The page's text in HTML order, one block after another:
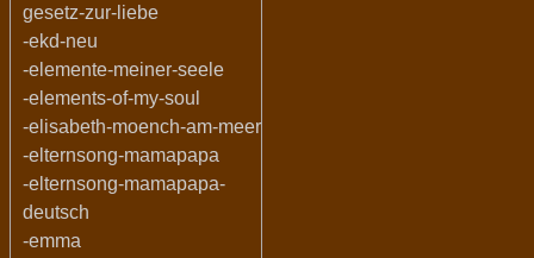
gesetz-zur-liebe
-ekd-neu
-elemente-meiner-seele
-elements-of-my-soul
-elisabeth-moench-am-meer
-elternsong-mamapapa
-elternsong-mamapapa-
deutsch
-emma